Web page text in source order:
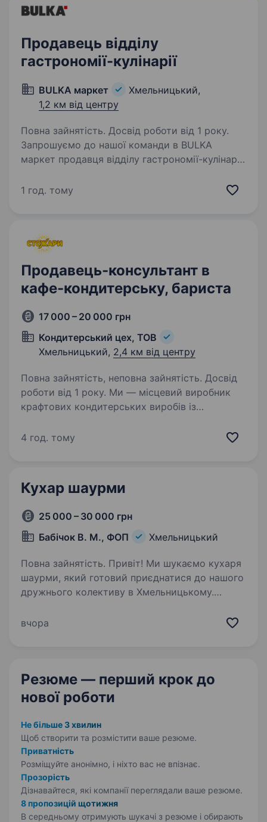
Продавець відділу
гастрономії-кулінарії
BULKA маркет
Хмельницький,
1,2 км від центру
Повна зайнятість. Досвід роботи від 1 року.
Запрошуємо до нашої команди в BULKA
маркет продавця відділу гастрономії-кулінарії
уважність, відповідальність; розуміння основ
1 год. тому
Продавець-консультант в
кафе-кондитерську, бариста
17 000 – 20 000 грн
Кондитерський цех, ТОВ
Хмельницький, 2,4 км від центру
Повна зайнятість, неповна зайнятість. Досвід
роботи від 1 року. Ми — місцевий виробник
крафтових кондитерських виробів із
Хмельницького. Якщо ви любите спілкуватися
4 год. тому
Кухар шаурми
25 000 – 30 000 грн
Бабічок В. М., ФОП
Хмельницький
Повна зайнятість. Привіт! Ми шукаємо кухаря
шаурми, який готовий приєднатися до нашого
дружнього колективу в Хмельницькому.
та якісну шаурму за перевіреними рецептами.
вчора
Резюме — перший крок до
нової роботи
Не більше 3 хвилин
Щоб створити та розмістити ваше резюме.
Приватність
Розміщуйте анонімно, і ніхто вас не впізнає.
Прозорість
Дізнавайтеся, які компанії переглядали ваше резюме.
8 пропозицій щотижня
В середньому отримують шукачі з резюме і обирають